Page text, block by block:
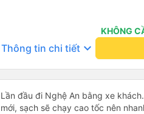
KHÔNG
Thông tin chi tiết keyboard_arrow_down
Lần đầu đi Nghệ An bằng xe
mới, sạch sẽ chạy cao tốc nên